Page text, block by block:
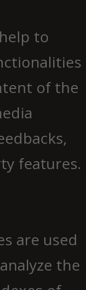
to
of the
features.
are used
the